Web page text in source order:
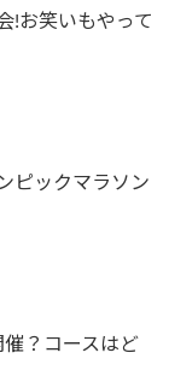
!お笑いもやって
ピックマラソン
？コースはど